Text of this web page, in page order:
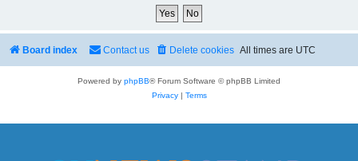
Board index All times are UTC
Delete cookies
Contact us
Powered by phpBB® Forum Software © phpBB Limited
Privacy| Terms